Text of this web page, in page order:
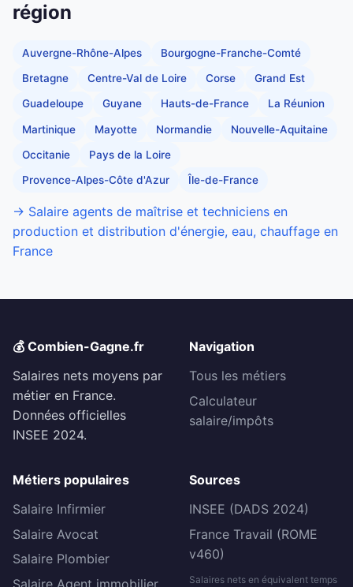
région
Auvergne-Rhône-Alpes Bourgogne-Franche-Comté
Bretagne Centre-Val de Loire Corse Grand Est
Guadeloupe Guyane Hauts-de-France La Réunion
Martinique Mayotte Normandie Nouvelle-Aquitaine
Occitanie Pays de la Loire
Provence-Alpes-Côte d'Azur Île-de-France
→ Salaire agents de maîtrise et techniciens en
production et distribution d'énergie, eau, chauffage en
France
💰 Combien-Gagne.fr
Salaires nets moyens par
métier en France.
Données officielles
INSEE 2024.
Navigation
Tous les métiers
Calculateur
salaire/impôts
Métiers populaires
Salaire Infirmier
Salaire Avocat
Salaire Plombier
Salaire Agent immobilier
Sources
INSEE (DADS 2024)
France Travail (ROME
v460)
Salaires nets en équivalent temps